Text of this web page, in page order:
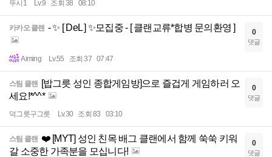
뚜시1 Lv.9 조회 38 08:10
카카오 클랜 - ✨ [ DeL ] ✨모집중 - [ 클랜교류*합병 문의환영 ]
Aiming Lv.55 조회 37 07:47
0
댓글
스팀 클랜 [밥그릇 성인 종합게임방]으로 즐겁게 게임하러 오
세요!*^^*
덕그릇구그릇 Lv.30 조회 83 03:10
0
댓글
스팀 클랜 ❤️ [MYT] 성인 친목 배그 클랜에서 함께 쑥쑥 키워
갈 소중한 가족분을 모십니다!
0
댓글